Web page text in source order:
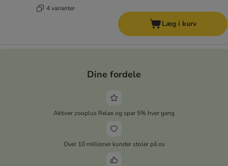
4 varianter
Læg i kurv
Dine fordele
Aktiver zooplus Relax og spar 5% hver gang
Over 10 millioner kunder stoler på os